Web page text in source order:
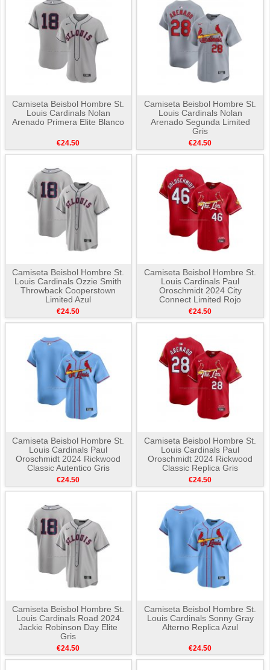
Camiseta Beisbol Hombre St.
Louis Cardinals Nolan
Arenado Primera Elite Blanco
€24.50
Camiseta Beisbol Hombre St.
Louis Cardinals Nolan
Arenado Segunda Limited
Gris
€24.50
Camiseta Beisbol Hombre St.
Louis Cardinals Ozzie Smith
Throwback Cooperstown
Limited Azul
€24.50
Camiseta Beisbol Hombre St.
Louis Cardinals Paul
Oroschmidt 2024 City
Connect Limited Rojo
€24.50
Camiseta Beisbol Hombre St.
Louis Cardinals Paul
Oroschmidt 2024 Rickwood
Classic Autentico Gris
€24.50
Camiseta Beisbol Hombre St.
Louis Cardinals Paul
Oroschmidt 2024 Rickwood
Classic Replica Gris
€24.50
Camiseta Beisbol Hombre St.
Louis Cardinals Road 2024
Jackie Robinson Day Elite
Gris
€24.50
Camiseta Beisbol Hombre St.
Louis Cardinals Sonny Gray
Alterno Replica Azul
€24.50